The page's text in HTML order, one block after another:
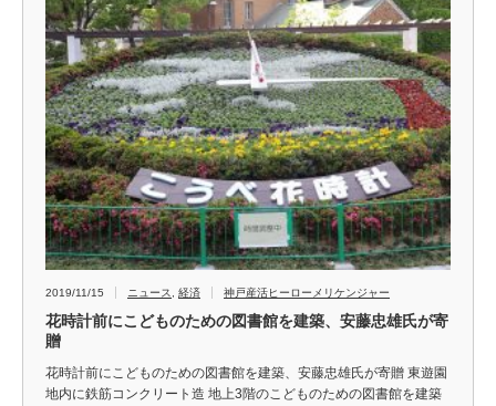
2019/11/15 ニュース 経済 神戸産活ヒーローメリケンジャー
花時計前にこどものための図書館を建築、安藤忠雄氏が寄
贈
花時計前にこどものための図書館を建築、安藤忠雄氏が寄贈 東遊園
地内に鉄筋コンクリート造 地上3階のこどものための図書館を建築